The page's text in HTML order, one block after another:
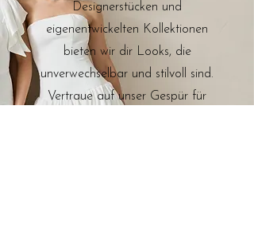
Designerstücken und
eigenentwickelten Kollektionen
bieten wir dir Looks, die
unverwechselbar und stilvoll sind.
Vertraue auf unser Gespür für